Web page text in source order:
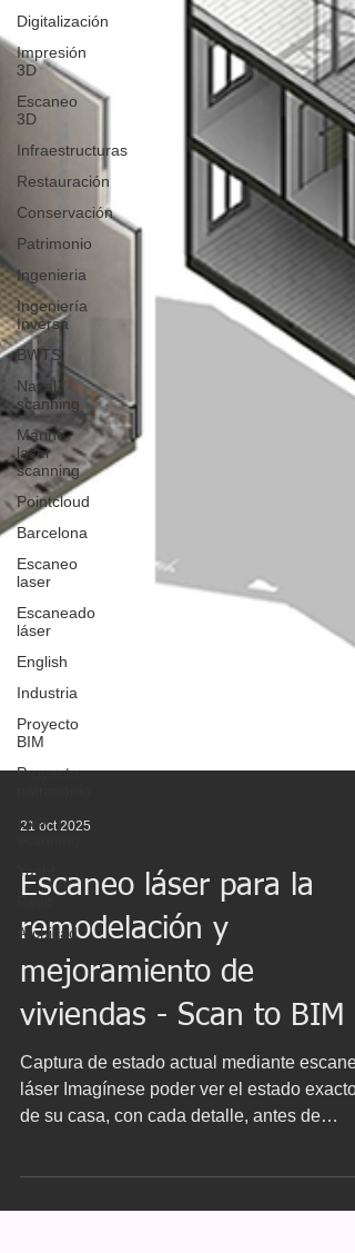
Digitalización
Impresión
3D
Escaneo
3D
Infraestructuras
Restauración
Conservación
Patrimonio
Ingenieria
Ingeniería
Inversa
BWTS
Naval
scanning
Marine
laser
scanning
Pointcloud
Barcelona
Escaneo
laser
Escaneado
láser
English
Industria
Proyecto
BIM
Proyecto
Lser
Yacht
Archicad
Escaneo láser para la
remodelación y
mejoramiento de
Captura de estado actual mediante
láser Imagínese poder ver el estado exacto